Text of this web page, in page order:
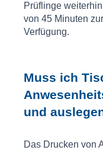
Prüflinge
von 45 Minuten
Verfügung.
Muss ich
und
Das Drucken von